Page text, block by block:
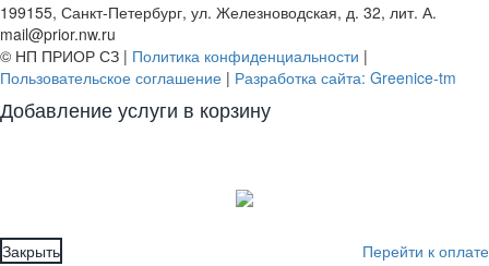
199155, Санкт-Петербург, ул. Железноводская, д. 32, лит. А.
mail@prior.nw.ru
© НП ПРИОР СЗ | Политика конфиденциальности |
Пользовательское соглашение | Разработка сайта: Greenice-tm
Добавление услуги в корзину
Закрыть
Перейти к оплате